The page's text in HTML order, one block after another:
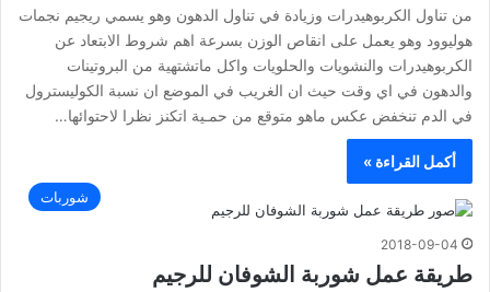
من تناول الكربوهيدرات وزيادة في تناول الدهون وهو يسمي ريجيم نجمات
هوليوود وهو يعمل على انقاص الوزن بسرعة اهم شروط الابتعاد عن
الكربوهيدرات والنشويات والحلويات واكل ماتشتهية من البروتينات
والدهون في اي وقت حيث ان الغريب في الموضع ان نسبة الكوليسترول
في الدم تنخفض عكس ماهو متوقع من حمـية اتكنز نظرا لاحتوائها…
أكمل القراءة »
شوربات
2018-09-04
طريقة عمل شوربة الشوفان للرجيم